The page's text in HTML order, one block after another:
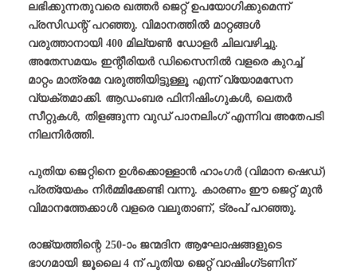
ലഭിക്കുന്നതുവരെ ഖത്തർ ജെറ്റ് ഉപയോഗിക്കുമെന്ന്
പ്രസിഡന്റ് പറഞ്ഞു. വിമാനത്തിൽ മാറ്റങ്ങൾ
വരുത്താനായി 400 മില്യൺ ഡോളർ ചിലവഴിച്ചു.
അതേസമയം ഇന്റീരിയർ ഡിസൈനിൽ വളരെ കുറച്ച്
മാറ്റം മാത്രമേ വരുത്തിയിട്ടുള്ളൂ എന്ന് വ്യോമസേന
വ്യക്തമാക്കി. ആഡംബര ഫിനിഷിംഗുകൾ, ലെതർ
സീറ്റുകൾ, തിളങ്ങുന്ന വുഡ് പാനലിംഗ് എന്നിവ അതേപടി
നിലനിർത്തി.
പുതിയ ജെറ്റിനെ ഉൾക്കൊള്ളാൻ ഹാംഗർ (വിമാന ഷെഡ്)
പ്രത്യേകം നിർമ്മിക്കേണ്ടി വന്നു. കാരണം ഈ ജെറ്റ് മുൻ
വിമാനത്തേക്കാൾ വളരെ വലുതാണ്, ട്രംപ് പറഞ്ഞു.
രാജ്യത്തിന്റെ 250-ാം ജന്മദിന ആഘോഷങ്ങളുടെ
ഭാഗമായി ജൂലൈ 4 ന് പുതിയ ജെറ്റ് വാഷിംഗ്ടണിന്